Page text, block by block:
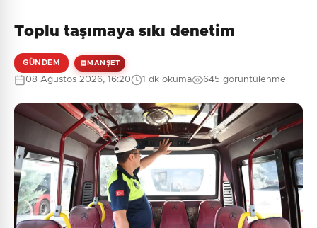
Toplu taşımaya sıkı denetim
GÜNDEM MANŞET
08 Ağustos 2026, 16:20 1 dk okuma 645 görüntülenme